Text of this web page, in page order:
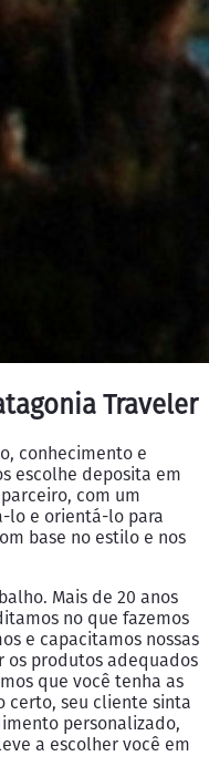
Traveler
conhecimento e
escolhe deposita em
com um
lo e orientá-lo para
base no estilo e nos
Mais de 20 anos
no que fazemos
e capacitamos nossas
os produtos adequados
que você tenha as
certo, seu cliente sinta
personalizado,
a escolher você em